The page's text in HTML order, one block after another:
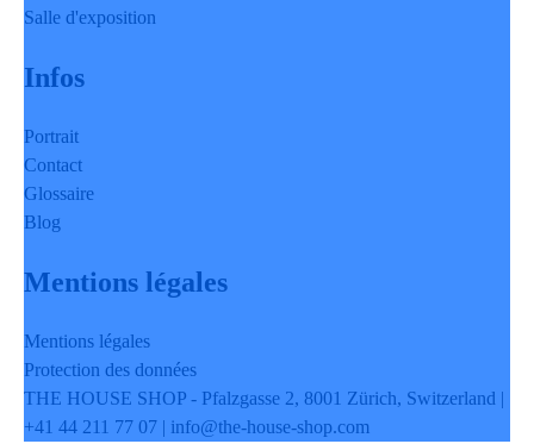
Salle d'exposition
Infos
Portrait
Contact
Glossaire
Blog
Mentions légales
Mentions légales
Protection des données
THE HOUSE SHOP - Pfalzgasse 2, 8001 Zürich, Switzerland |
+41 44 211 77 07 | info@the-house-shop.com